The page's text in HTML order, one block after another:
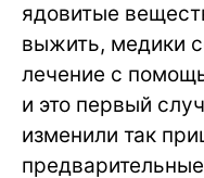
ядовитые
выжить, медики
лечение с
и это первый
изменили так